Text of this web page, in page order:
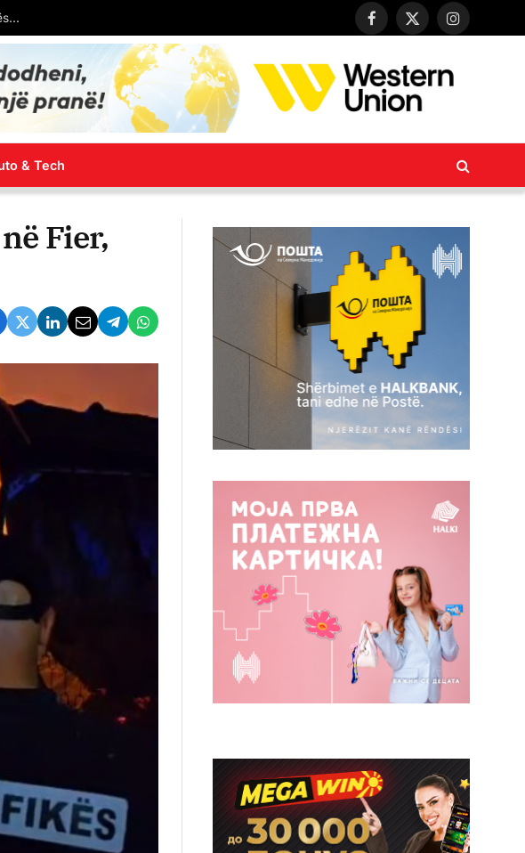
(VIDEO) Shqipja vendoset në tabelën në Tabanoc, por me gabime drejtëshkrimore
Facebook
X
Instagram
& Tech
Fier,